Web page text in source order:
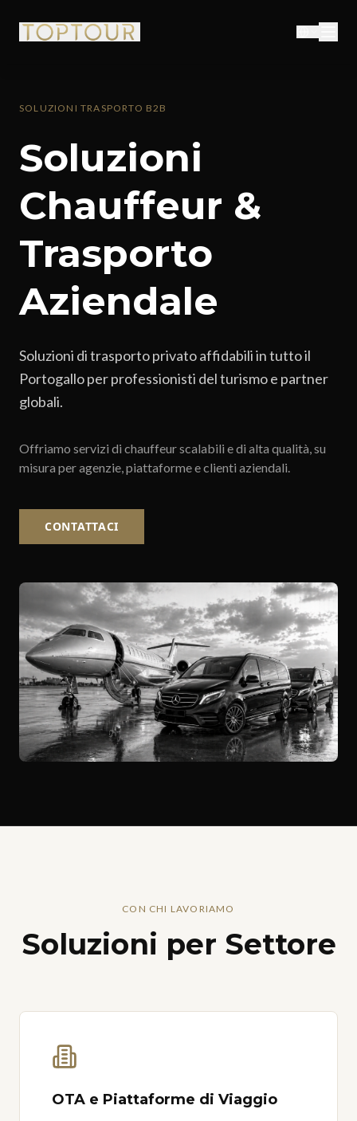
SOLUZIONI TRASPORTO B2B
Soluzioni
Chauffeur &
Trasporto
Aziendale
Soluzioni di trasporto privato affidabili in tutto il
Portogallo per professionisti del turismo e partner
globali.
Offriamo servizi di chauffeur scalabili e di alta qualità, su
misura per agenzie, piattaforme e clienti aziendali.
CONTATTACI
CON CHI LAVORIAMO
Soluzioni per Settore
OTA e Piattaforme di Viaggio